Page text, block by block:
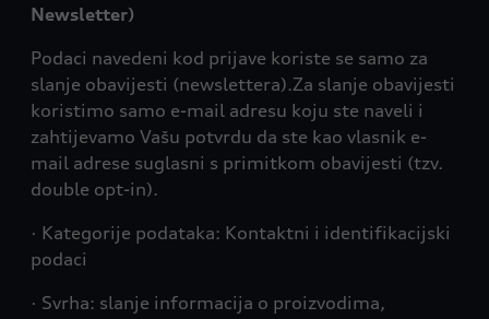
Newsletter)
Podaci navedeni kod prijave koriste se samo za
slanje obavijesti (newslettera).Za slanje obavijesti
koristimo samo e-mail adresu koju ste naveli i
zahtijevamo Vašu potvrdu da ste kao vlasnik e-
mail adrese suglasni s primitkom obavijesti (tzv.
double opt-in).
· Kategorije podataka: Kontaktni i identifikacijski
podaci
· Svrha: slanje informacija o proizvodima,